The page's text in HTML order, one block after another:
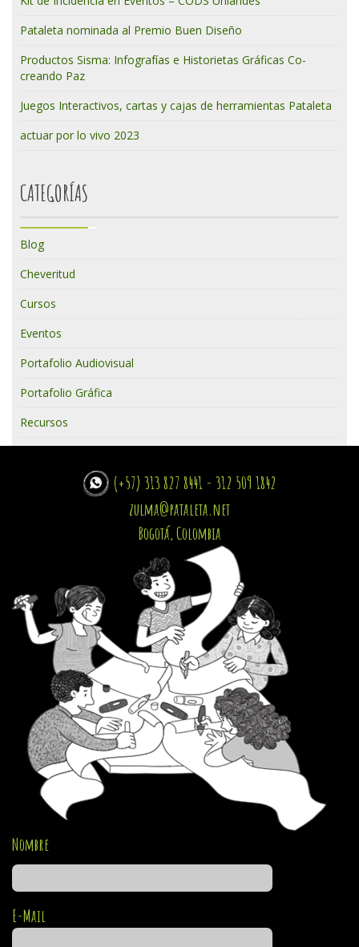
Pataleta nominada al Premio Buen Diseño
Productos Sisma: Infografías e Historietas Gráficas Co-
creando Paz
Juegos Interactivos, cartas y cajas de herramientas Pataleta
actuar por lo vivo 2023
CATEGORÍAS
Blog
Cheveritud
Cursos
Eventos
Portafolio Audiovisual
Portafolio Gráfica
Recursos
(+57) 313 827 8441 - 312 509 1842
zulma@pataleta.net
Bogotá, Colombia
Nombre
E-Mail